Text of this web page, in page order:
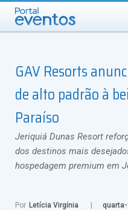
SEXTA-FEIRA, 7 DE AGOSTO DE
GAV Resorts
de alto padrão à
Paraíso
Jeriquiá Dunas Resort
dos destinos mais
hospedagem premium em
Por Letícia Virgínia